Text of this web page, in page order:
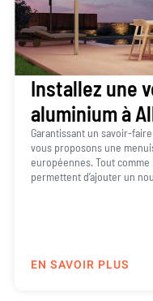
Installez une
aluminium à
Garantissant un savoir-
vous proposons une
européennes. Tout
permettent d’ajouter un
EN SAVOIR PLUS